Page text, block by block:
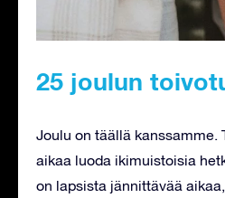
25 joulun
Joulu on täällä kanssamme.
aikaa luoda ikimuistoisia
on lapsista jännittävää